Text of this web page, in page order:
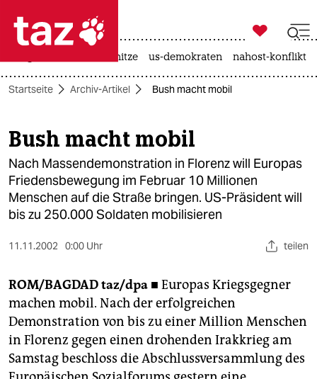
 taz zahl ich
taz zahl ich
themen
politik
öko
gesellschaft
kultur
sport
berlin
nord

taz zahl ich
hitze us-demokraten nahost-konflikt
Startseite Archiv-Artikel Bush macht mobil
Bush macht mobil
Nach Massendemonstration in Florenz will Europas
Friedensbewegung im Februar 10 Millionen
Menschen auf die Straße bringen. US-Präsident will
bis zu 250.000 Soldaten mobilisieren
11.11.2002 0:00 Uhr teilen
ROM/BAGDADtaz/dpa ■ Europas Kriegsgegner
machen mobil. Nach der erfolgreichen
Demonstration von bis zu einer Million Menschen
in Florenz gegen einen drohenden Irakkrieg am
Samstag beschloss die Abschlussversammlung des